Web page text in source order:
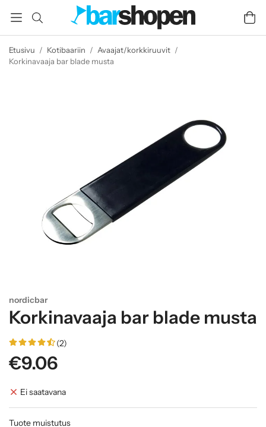
Etusivu / Kotibaariin / Avaajat/korkkiruuvit /
Korkinavaaja bar blade musta
nordicbar
Korkinavaaja bar blade musta
(2)
€9.06
Ei saatavana
Tuote muistutus